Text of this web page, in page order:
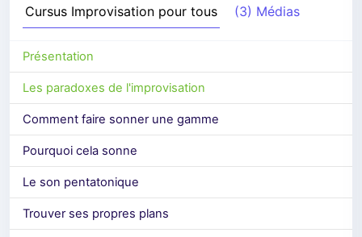
Cursus Improvisation pour tous (3) Médias
Présentation
Les paradoxes de l'improvisation
Comment faire sonner une gamme
Pourquoi cela sonne
Le son pentatonique
Trouver ses propres plans